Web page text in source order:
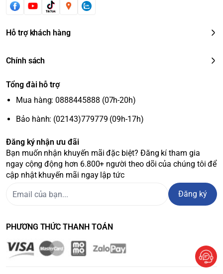
Hỗ trợ khách hàng
Chính sách
Tổng đài hỗ trợ
Mua hàng: 0888445888 (07h-20h)
Bảo hành: (02143)779779 (09h-17h)
Đăng ký nhận ưu đãi
Bạn muốn nhận khuyến mãi đặc biệt? Đăng kí tham gia
ngay cộng động hơn 6.800+ người theo dõi của chúng tôi để
cập nhật khuyến mãi ngay lập tức
Đăng ký
PHƯƠNG THỨC THANH TOÁN